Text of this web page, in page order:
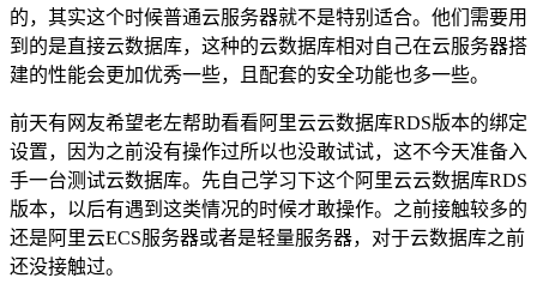
的，其实这个时候普通云服务器就不是特别适合。他们需要用
到的是直接云数据库，这种的云数据库相对自己在云服务器搭
建的性能会更加优秀一些，且配套的安全功能也多一些。
前天有网友希望老左帮助看看阿里云云数据库RDS版本的绑定
设置，因为之前没有操作过所以也没敢试试，这不今天准备入
手一台测试云数据库。先自己学习下这个阿里云云数据库RDS
版本，以后有遇到这类情况的时候才敢操作。之前接触较多的
还是阿里云ECS服务器或者是轻量服务器，对于云数据库之前
还没接触过。